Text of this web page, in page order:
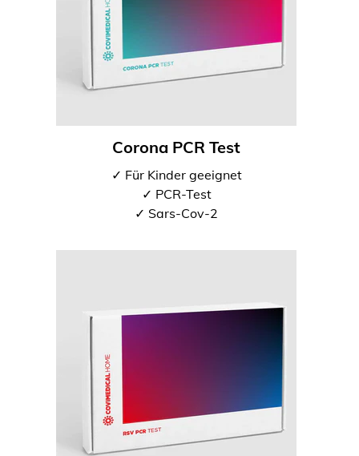
Corona PCR Test
✓ Für Kinder geeignet
✓ PCR-Test
✓ Sars-Cov-2